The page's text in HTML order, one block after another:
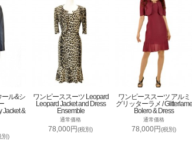
ール&シ
Jacket &
別)
ワンピーススーツ Leopard
Leopard Jacket and Dress
Ensemble
通常価格
78,000円(税別)
ワンピーススーツ アルミ
グリッターラメ / Glitterlame
Bolero & Dress
通常価格
78,000円(税別)